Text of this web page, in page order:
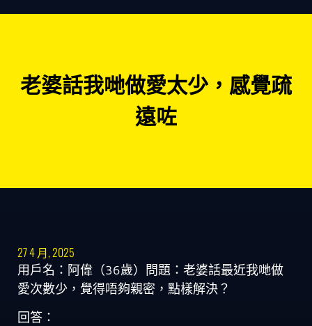
老婆話我哋做愛太少，感覺疏
遠咗
27 4 月, 2025
用戶名：阿偉（36歲）問題：老婆話最近我哋做
愛次數少，覺得唔夠親密，點樣解決？
回答：